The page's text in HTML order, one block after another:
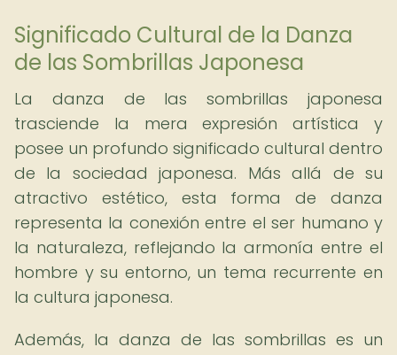
Significado Cultural de la Danza
de las Sombrillas Japonesa
La danza de las sombrillas japonesa
trasciende la mera expresión artística y
posee un profundo significado cultural dentro
de la sociedad japonesa. Más allá de su
atractivo estético, esta forma de danza
representa la conexión entre el ser humano y
la naturaleza, reflejando la armonía entre el
hombre y su entorno, un tema recurrente en
la cultura japonesa.
Además, la danza de las sombrillas es un